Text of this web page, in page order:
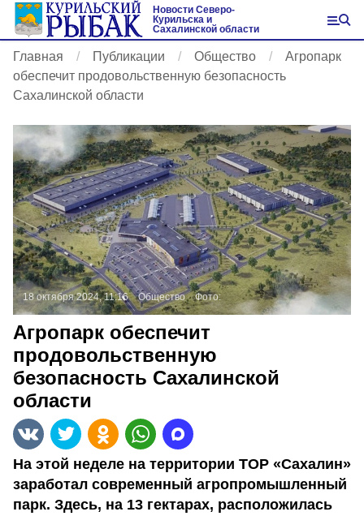
Новости Северо-
Курильска и
Сахалинской области
Главная Публикации Общество
Агропарк
обеспечит продовольственную безопасность
Сахалинской области
18 октября 2024, 11:16 Общество Фото:
Агропарк обеспечит
продовольственную
безопасность Сахалинской
области
На этой неделе на территории ТОР «Сахалин»
заработал современный агропромышленный
парк. Здесь, на 13 гектарах, расположилась